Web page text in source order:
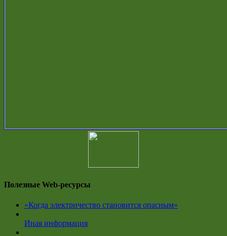
Полезные Web-ресурсы
«Когда электричество становится опасным»
Иная информация